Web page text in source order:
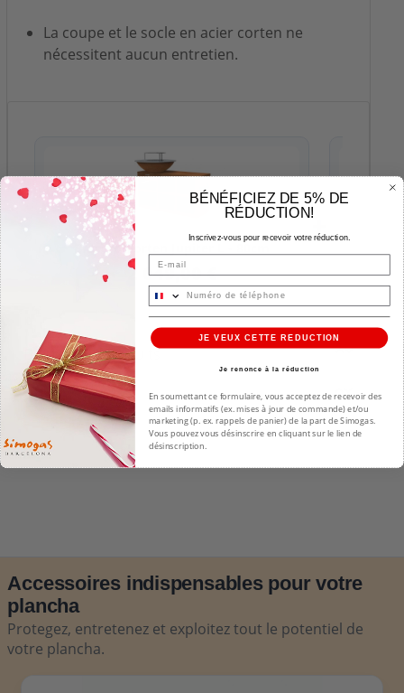
La coupe et le socle en acier corten ne
nécessitent aucun entretien.
Brasero Corten Jupiter L - 80cm
2 049,00 €
+
Détails des produits
video
Accessoires indispensables pour votre
plancha
Protegez, entretenez et exploitez tout le potentiel de
votre plancha.
BÉNÉFICIEZ DE 5% DE
RÉDUCTION!
Inscrivez-vous pour recevoir votre réduction.
Email
JE VEUX CETTE REDUCTION
Je renonce à la réduction
En soumettant ce formulaire, vous acceptez de recevoir des
emails informatifs (ex. mises à jour de commande) et/ou
marketing (p. ex. rappels de panier) de la part de Simogas.
Vous pouvez vous désinscrire en cliquant sur le lien de
désinscription.